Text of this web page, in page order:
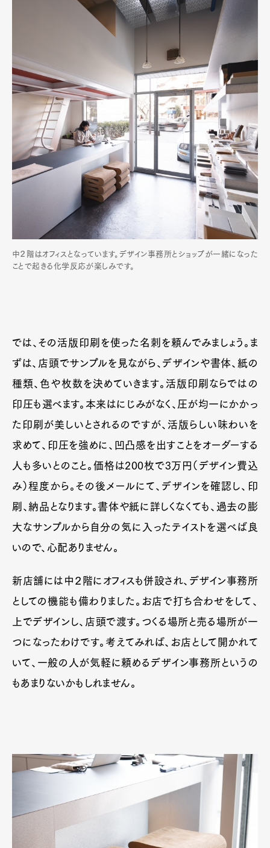
中２階はオフィスとなっています。デザイン事務所とショップが一緒になった
ことで起きる化学反応が楽しみです。
では、その活版印刷を使った名刺を頼んでみましょう。ま
ずは、店頭でサンプルを見ながら、デザインや書体、紙の
種類、色や枚数を決めていきます。活版印刷ならではの
印圧も選べます。本来はにじみがなく、圧が均一にかかっ
た印刷が美しいとされるのですが、活版らしい味わいを
求めて、印圧を強めに、凹凸感を出すことをオーダーする
人も多いとのこと。価格は200枚で3万円（デザイン費込
み）程度から。その後メールにて、デザインを確認し、印
刷、納品となります。書体や紙に詳しくなくても、過去の膨
大なサンプルから自分の気に入ったテイストを選べば良
いので、心配ありません。
新店舗には中２階にオフィスも併設され、デザイン事務所
としての機能も備わりました。お店で打ち合わせをして、
上でデザインし、店頭で渡す。つくる場所と売る場所が一
つになったわけです。考えてみれば、お店として開かれて
いて、一般の人が気軽に頼めるデザイン事務所というの
もあまりないかもしれません。